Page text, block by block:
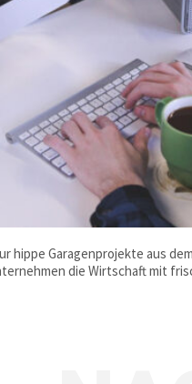
Garagenprojekte aus
die Wirtschaft mit